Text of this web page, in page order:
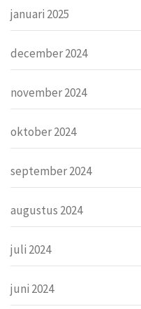
januari 2025
december 2024
november 2024
oktober 2024
september 2024
augustus 2024
juli 2024
juni 2024